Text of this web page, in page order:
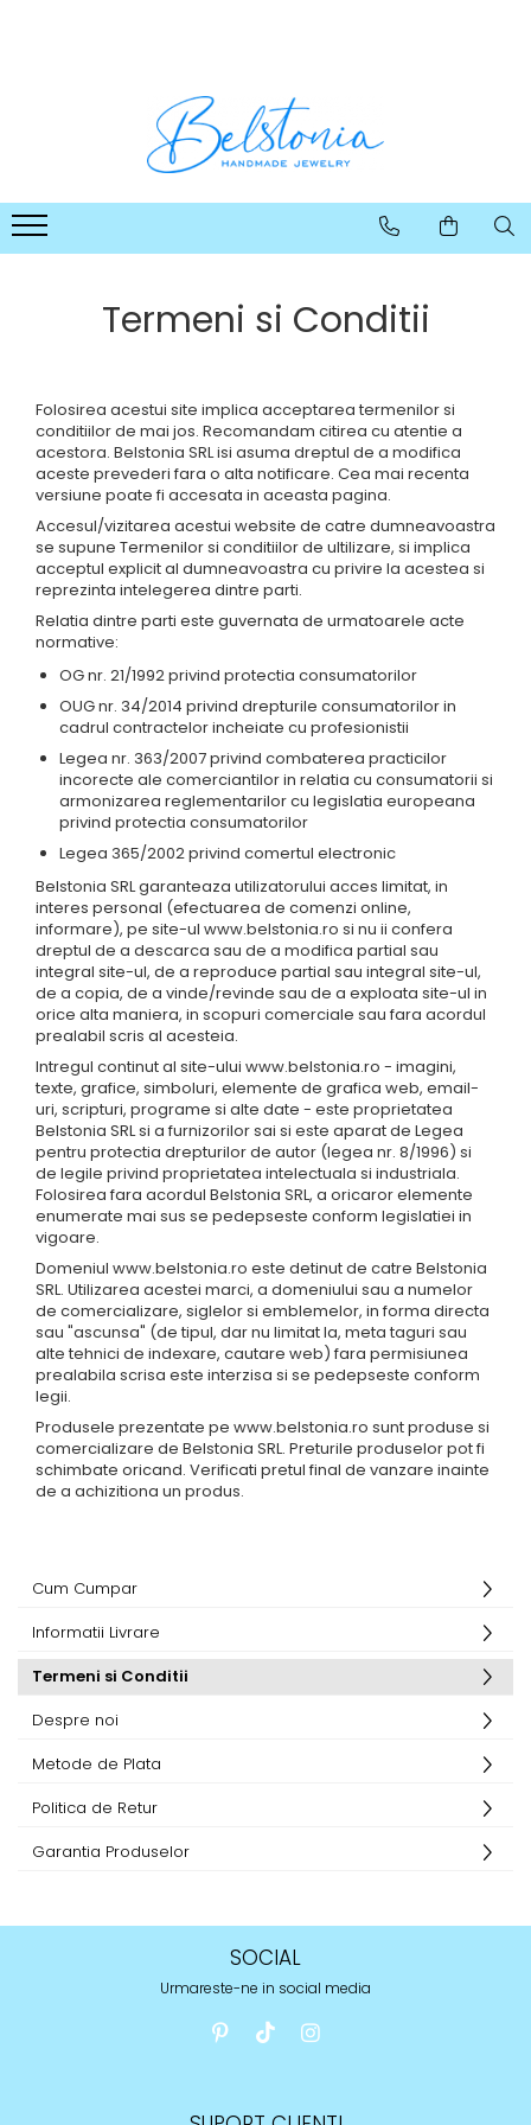
Coliere Handmade cu Pietre
Coliere Handmade Lungi
Coliere Handmade Scurte
Coliere Handmade Clasice
Seturi Handmade - Colier si
si bratara
Seturi Handmade - Colier si
bratara
Cercei Handmade cu Pietre
Cercei Handmade din Scoici
Cercei Handmade Lungi
Bratari Handmade cu Pietre
Termeni si Conditii
Folosirea acestui site implica acceptarea termenilor si
conditiilor de mai jos. Recomandam citirea cu atentie a
acestora. Belstonia SRL isi asuma dreptul de a modifica
aceste prevederi fara o alta notificare. Cea mai recenta
versiune poate fi accesata in aceasta pagina.
Accesul/vizitarea acestui website de catre dumneavoastra
se supune Termenilor si conditiilor de ultilizare, si implica
acceptul explicit al dumneavoastra cu privire la acestea si
reprezinta intelegerea dintre parti.
Relatia dintre parti este guvernata de urmatoarele acte
normative:
OG nr. 21/1992 privind protectia consumatorilor
OUG nr. 34/2014 privind drepturile consumatorilor in
cadrul contractelor incheiate cu profesionistii
Legea nr. 363/2007 privind combaterea practicilor
incorecte ale comerciantilor in relatia cu consumatorii si
armonizarea reglementarilor cu legislatia europeana
privind protectia consumatorilor
Legea 365/2002 privind comertul electronic
Belstonia SRL garanteaza utilizatorului acces limitat, in
interes personal (efectuarea de comenzi online,
informare), pe site-ul www.belstonia.ro si nu ii confera
dreptul de a descarca sau de a modifica partial sau
integral site-ul, de a reproduce partial sau integral site-ul,
de a copia, de a vinde/revinde sau de a exploata site-ul in
orice alta maniera, in scopuri comerciale sau fara acordul
prealabil scris al acesteia.
Intregul continut al site-ului www.belstonia.ro - imagini,
texte, grafice, simboluri, elemente de grafica web, email-
uri, scripturi, programe si alte date - este proprietatea
Belstonia SRL si a furnizorilor sai si este aparat de Legea
pentru protectia drepturilor de autor (legea nr. 8/1996) si
de legile privind proprietatea intelectuala si industriala.
Folosirea fara acordul Belstonia SRL, a oricaror elemente
enumerate mai sus se pedepseste conform legislatiei in
vigoare.
Domeniul www.belstonia.ro este detinut de catre Belstonia
SRL. Utilizarea acestei marci, a domeniului sau a numelor
de comercializare, siglelor si emblemelor, in forma directa
sau "ascunsa" (de tipul, dar nu limitat la, meta taguri sau
alte tehnici de indexare, cautare web) fara permisiunea
prealabila scrisa este interzisa si se pedepseste conform
legii.
Produsele prezentate pe www.belstonia.ro sunt produse si
comercializare de Belstonia SRL. Preturile produselor pot fi
schimbate oricand. Verificati pretul final de vanzare inainte
de a achizitiona un produs.
Cum Cumpar
Informatii Livrare
Termeni si Conditii
Despre noi
Metode de Plata
Politica de Retur
Garantia Produselor
SOCIAL
Urmareste-ne in social media